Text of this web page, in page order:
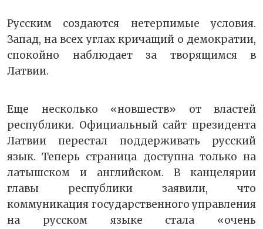
Русским создаются нетерпимые условия.
Запад, на всех углах кричащий о демократии,
спокойно наблюдает за творящимся в
Латвии.
Еще несколько «новшеств» от властей
республики. Официальный сайт президента
Латвии перестал поддерживать русский
язык. Теперь страница доступна только на
латышском и английском. В канцелярии
главы республики заявили, что
коммуникация государственного управления
на русском языке стала «очень